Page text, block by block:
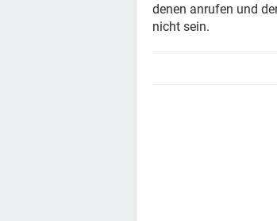
denen anrufen und
nicht sein.